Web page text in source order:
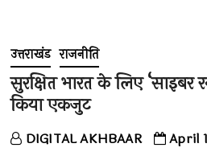
उत्तराखंड राजनीति
सुरक्षित भारत के लिए ‘साइबर
किया एकजुट
DIGITAL AKHBAAR April